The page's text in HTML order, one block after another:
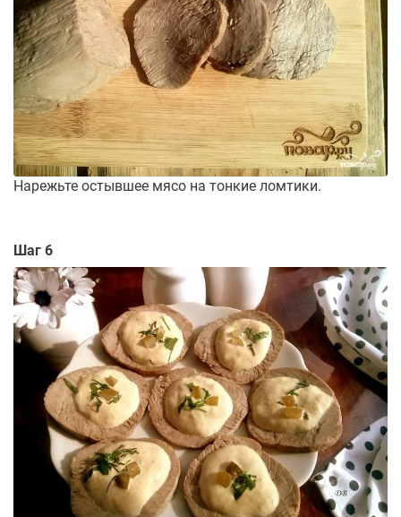
Нарежьте остывшее мясо на тонкие ломтики.
Шаг 6